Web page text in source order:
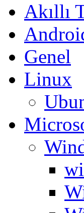
Akıllı
Genel
Linux